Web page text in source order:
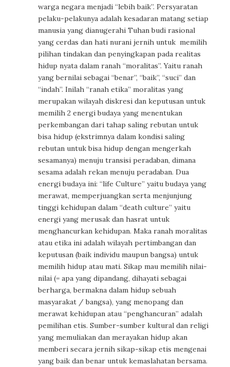
warga negara menjadi “lebih baik”. Persyaratan
pelaku-pelakunya adalah kesadaran matang setiap
manusia yang dianugerahi Tuhan budi rasional
yang cerdas dan hati nurani jernih untuk memilih
pilihan tindakan dan penyingkapan pada realitas
hidup nyata dalam ranah “moralitas”. Yaitu ranah
yang bernilai sebagai “benar”, “baik”, “suci” dan
“indah”. Inilah “ranah etika” moralitas yang
merupakan wilayah diskresi dan keputusan untuk
memilih 2 energi budaya yang menentukan
perkembangan dari tahap saling rebutan untuk
bisa hidup (ekstrimnya dalam kondisi saling
rebutan untuk bisa hidup dengan mengerkah
sesamanya) menuju transisi peradaban, dimana
sesama adalah rekan menuju peradaban. Dua
energi budaya ini: “life Culture” yaitu budaya yang
merawat, memperjuangkan serta menjunjung
tinggi kehidupan dalam “death culture” yaitu
energi yang merusak dan hasrat untuk
menghancurkan kehidupan. Maka ranah moralitas
atau etika ini adalah wilayah pertimbangan dan
keputusan (baik individu maupun bangsa) untuk
memilih hidup atau mati. Sikap mau memilih nilai-
nilai (= apa yang dipandang, dihayati sebagai
berharga, bermakna dalam hidup sebuah
masyarakat / bangsa), yang menopang dan
merawat kehidupan atau “penghancuran” adalah
pemilihan etis. Sumber-sumber kultural dan religi
yang memuliakan dan merayakan hidup akan
memberi secara jernih sikap-sikap etis mengenai
yang baik dan benar untuk kemaslahatan bersama.